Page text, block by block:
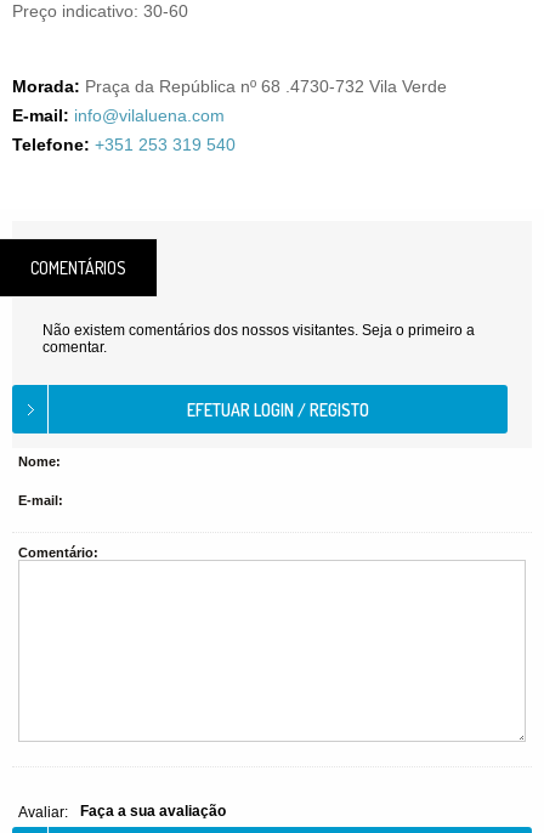
Preço indicativo: 30-60
Morada: Praça da República nº 68 .4730-732 Vila Verde
E-mail: info@vilaluena.com
Telefone: +351 253 319 540
COMENTÁRIOS
Não existem comentários dos nossos visitantes. Seja o primeiro a
comentar.
Nome:
E-mail:
Comentário:
Avaliar: Faça a sua avaliação